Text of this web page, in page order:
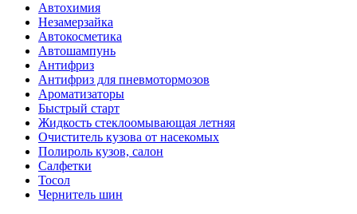
Автохимия
Незамерзайка
Автокосметика
Автошампунь
Антифриз
Антифриз для пневмотормозов
Ароматизаторы
Быстрый старт
Жидкость стеклоомывающая летняя
Очиститель кузова от насекомых
Полироль кузов, салон
Салфетки
Тосол
Чернитель шин